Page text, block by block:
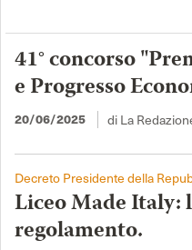
41° concorso
e Progresso
20/06/2025 di La
Decreto Presidente della
Liceo Made Italy:
regolamento.